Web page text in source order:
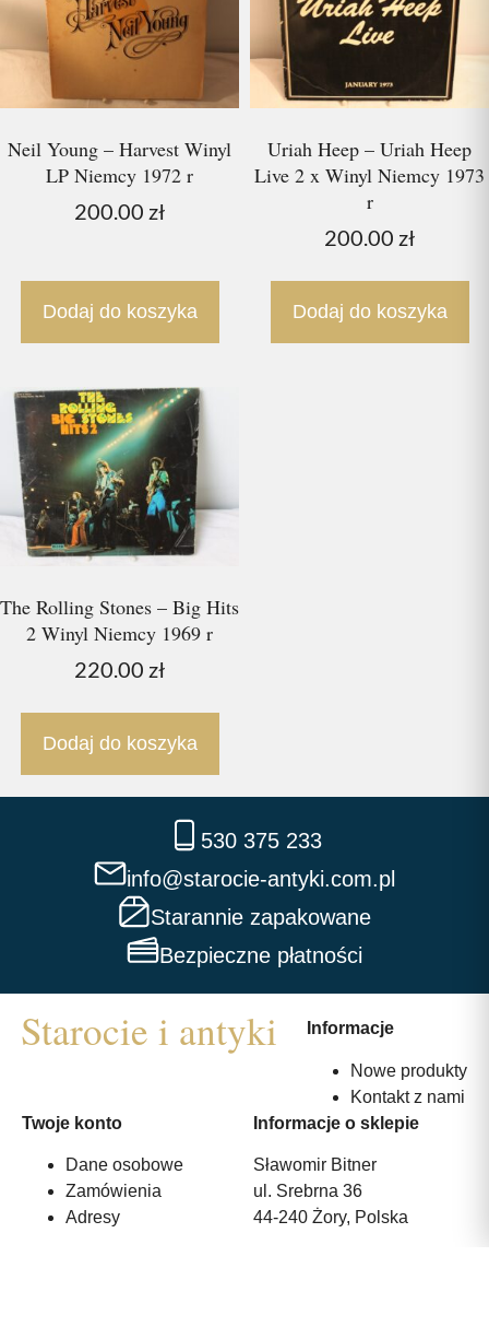
Neil Young – Harvest Winyl
LP Niemcy 1972 r
200.00 zł
Dodaj do koszyka
Uriah Heep – Uriah Heep
Live 2 x Winyl Niemcy 1973
r
200.00 zł
Dodaj do koszyka
The Rolling Stones – Big Hits
2 Winyl Niemcy 1969 r
220.00 zł
Dodaj do koszyka
530 375 233
info@starocie-antyki.com.pl
Starannie zapakowane
Bezpieczne płatności
Informacje
Nowe produkty
Kontakt z nami
Twoje konto
Dane osobowe
Zamówienia
Adresy
Informacje o sklepie
Sławomir Bitner
ul. Srebrna 36
44-240 Żory, Polska